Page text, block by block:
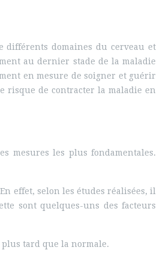
différents domaines du cerveau et
au dernier stade de la maladie
en mesure de soigner et guérir
risque de contracter la maladie en
mesures les plus fondamentales.
effet, selon les études réalisées, il
sont quelques-uns des facteurs
tard que la normale.